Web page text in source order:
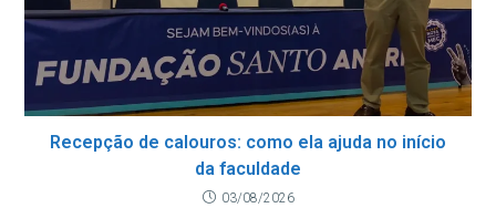
Recepção de calouros: como ela ajuda no início
da faculdade
03/08/2026